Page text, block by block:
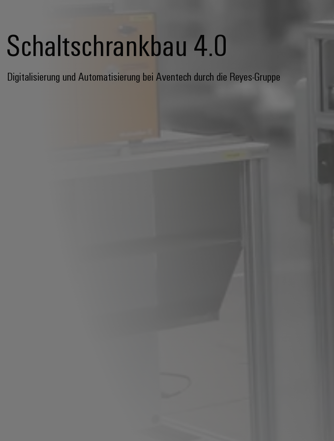
Schaltschrankbau 4.0
Digitalisierung und Automatisierung bei Aventech durch die Reyes-Gruppe